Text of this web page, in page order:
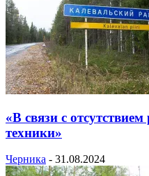
«В связи с
техники»
Черника - 31.08.2024